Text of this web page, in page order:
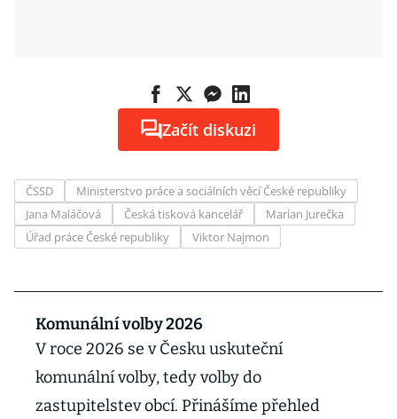
Začít diskuzi
ČSSD
Ministerstvo práce a sociálních věcí České republiky
Jana Maláčová
Česká tisková kancelář
Marian Jurečka
Úřad práce České republiky
Viktor Najmon
Komunální volby 2026
V roce 2026 se v Česku uskuteční
komunální volby, tedy volby do
zastupitelstev obcí. Přinášíme přehled